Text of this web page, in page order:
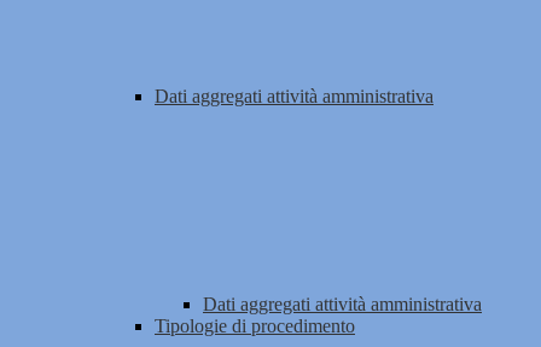
Dati aggregati attività amministrativa
Dati aggregati attività amministrativa
Tipologie di procedimento